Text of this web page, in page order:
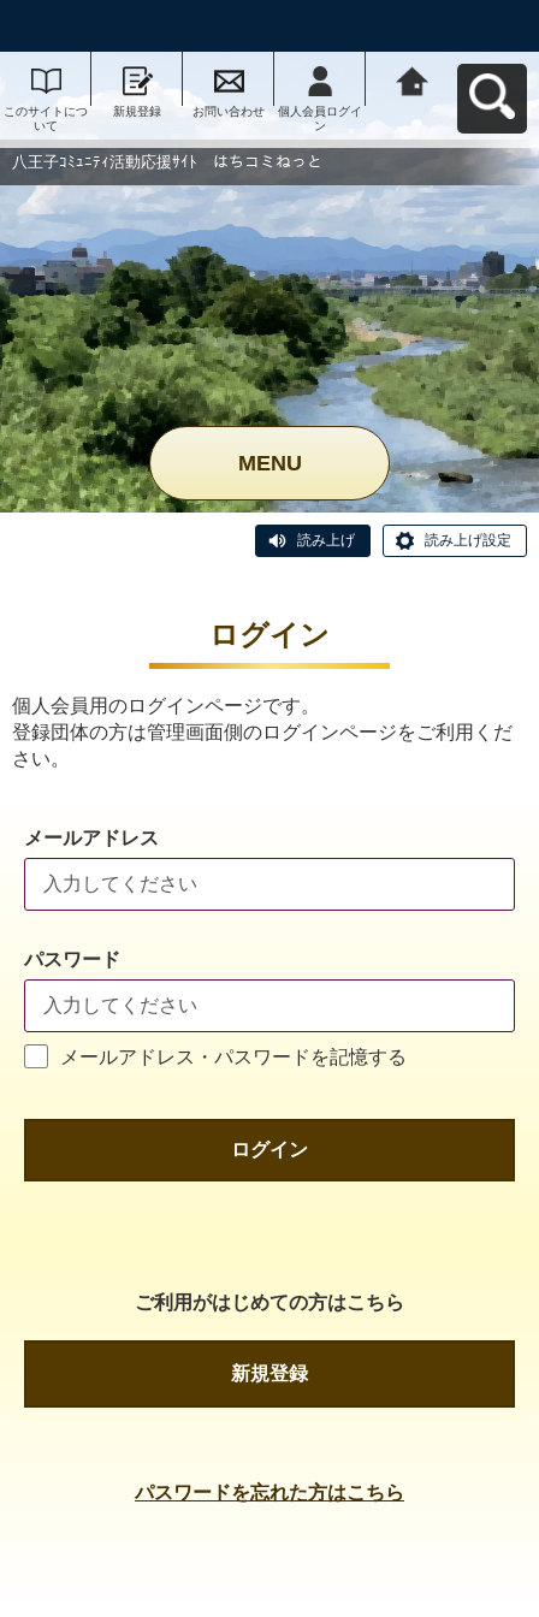
このサイトにつ
いて
新規登録 お問い合わせ
個人会員ログイ
ン
動応援ｻｲﾄ はち
コミねっとへ戻
八王子ｺﾐｭﾆﾃｨ活動応援ｻｲﾄ はちコミねっと
MENU
読み上げ 読み上げ設定
ログイン
個人会員用のログインページです。
登録団体の方は管理画面側のログインページをご利用くだ
さい。
メールアドレス
パスワード
メールアドレス・パスワードを記憶する
ログイン
ご利用がはじめての方はこちら
新規登録
パスワードを忘れた方はこちら